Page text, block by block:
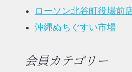
ローソン北谷町役場前
沖縄ぬちぐすい市場
会員カテゴリー